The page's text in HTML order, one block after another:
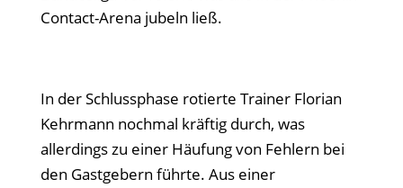
Contact-Arena jubeln ließ.
In der Schlussphase rotierte Trainer Florian
Kehrmann nochmal kräftig durch, was
allerdings zu einer Häufung von Fehlern bei
den Gastgebern führte. Aus einer